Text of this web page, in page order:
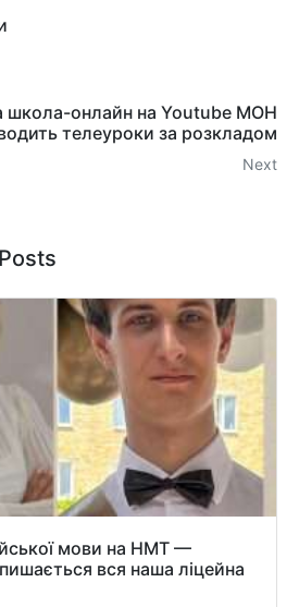
школа-онлайн на Youtube МОН
телеуроки за розкладом
Next
мови на НМТ —
вся наша ліцейна